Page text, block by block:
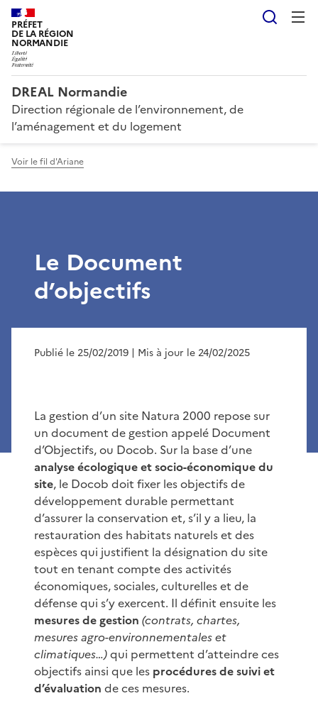
PRÉFET
DE LA RÉGION
NORMANDIE
DREAL Normandie
Direction régionale de l’environnement, de
l’aménagement et du logement
Voir le fil d'Ariane
Le Document
d’objectifs
Publié le 25/02/2019 | Mis à jour le 24/02/2025
La gestion d’un site Natura 2000 repose sur
un document de gestion appelé Document
d’Objectifs, ou Docob. Sur la base d’une
analyse écologique et socio-économique du
site, le Docob doit fixer les objectifs de
développement durable permettant
d’assurer la conservation et, s’il y a lieu, la
restauration des habitats naturels et des
espèces qui justifient la désignation du site
tout en tenant compte des activités
économiques, sociales, culturelles et de
défense qui s’y exercent. Il définit ensuite les
mesures de gestion (contrats, chartes,
mesures agro-environnementales et
climatiques…)qui permettent d’atteindre ces
objectifs ainsi que les procédures de suivi et
d’évaluation de ces mesures.